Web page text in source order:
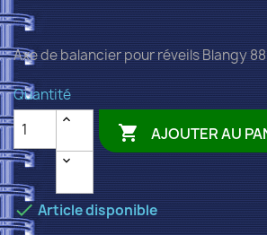
Axe de balancier pour réveils Blangy 88
Quantité
 AJOUTER AU
Article disponible